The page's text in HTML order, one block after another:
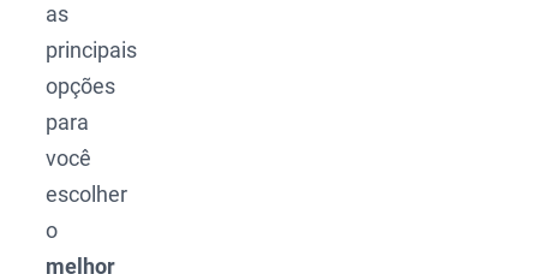
as
principais
opções
para
você
escolher
o
melhor